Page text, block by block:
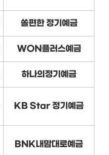
쏠편한 정기예금
WON플러스예금
하나의정기예금
KB Star 정기예금
BNK내맘대로예금